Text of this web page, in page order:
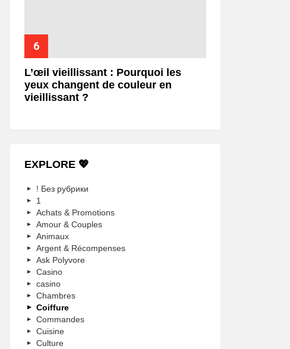
L’œil vieillissant : Pourquoi les
yeux changent de couleur en
vieillissant ?
EXPLORE 💖
! Без рубрики
1
Achats & Promotions
Amour & Couples
Animaux
Argent & Récompenses
Ask Polyvore
Casino
casino
Chambres
Coiffure
Commandes
Cuisine
Culture